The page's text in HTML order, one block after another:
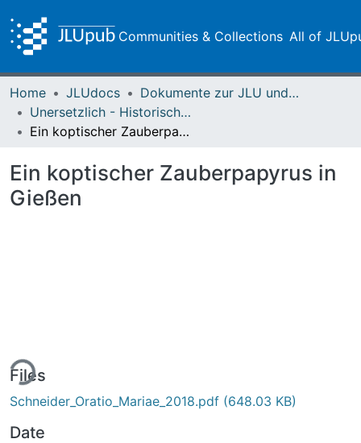
Communities & Collections All of
Home JLUdocs
Dokumente zur JLU und ihren Sammlungen
Unersetzlich - Historische Sammlungen der Universitätsbibliothek
Ein koptischer Zauberpapyrus in Gießen
Ein koptischer Zauberpapyrus in
Gießen
Files
Schneider_Oratio_Mariae_2018.pdf (648.03 KB)
Date